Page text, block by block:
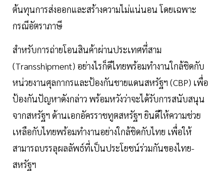
ต้นทุนการส่งออกและสร้างความไม่แน่นอน โดยเฉพาะ
กรณีอัตราภาษี
สำหรับการถ่ายโอนสินค้าผ่านประเทศที่สาม
(Transshipment) อย่างไรก็ดีไทยพร้อมทำงานใกล้ชิดกับ
หน่วยงานศุลกากรและป้องกันชายแดนสหรัฐฯ (CBP) เพื่อ
ป้องกันปัญหาดังกล่าว พร้อมหวังว่าจะได้รับการสนับสนุน
จากสหรัฐฯ ด้านเอกอัครราชทูตสหรัฐฯ ยินดีให้ความช่วย
เหลือกับไทยพร้อมทำงานอย่างใกล้ชิดกับไทย เพื่อให้
สามารถบรรลุผลลัพธ์ที่เป็นประโยชน์ร่วมกันของไทย-
สหรัฐฯ